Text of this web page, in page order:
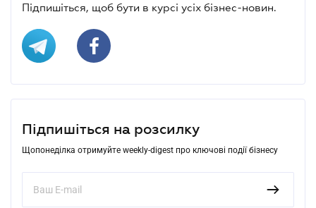
Підпишіться, щоб бути в курсі усіх бізнес-новин.
Підпишіться на розсилку
Щопонеділка отримуйте weekly-digest про ключові події бізнесу